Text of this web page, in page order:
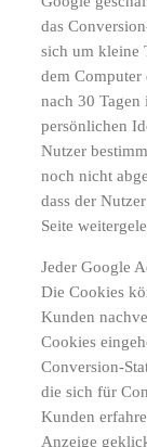
das
sich um kleine
dem Computer
nach 30
persönlichen
Nutzer
noch nicht
dass der
Seite
Jeder Google
Die Cookies
Kunden
Cookies
Conversion-
die sich für
Kunden
Anzeige